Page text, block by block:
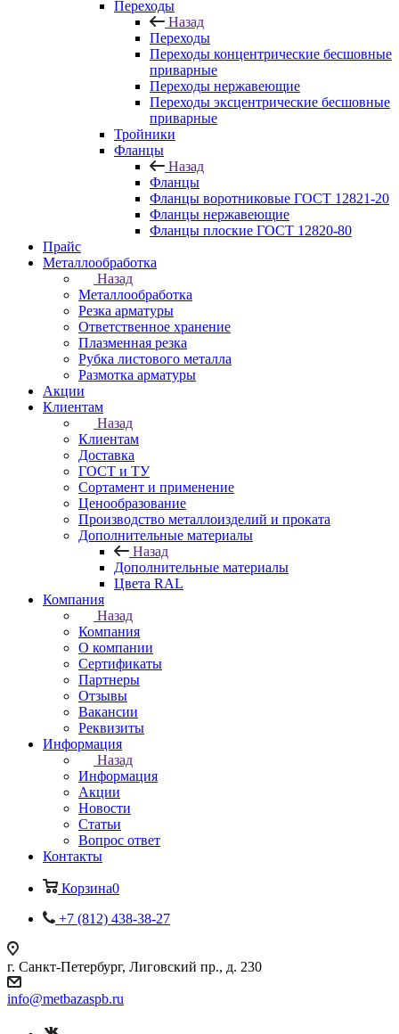
Переходы
Назад
Переходы
Переходы концентрические бесшовные
приварные
Переходы нержавеющие
Переходы эксцентрические бесшовные
приварные
Тройники
Фланцы
Назад
Фланцы
Фланцы воротниковые ГОСТ 12821-20
Фланцы нержавеющие
Фланцы плоские ГОСТ 12820-80
Прайс
Металлообработка
Назад
Металлообработка
Резка арматуры
Ответственное хранение
Плазменная резка
Рубка листового металла
Размотка арматуры
Акции
Клиентам
Назад
Клиентам
Доставка
ГОСТ и ТУ
Сортамент и применение
Ценообразование
Производство металлоизделий и проката
Дополнительные материалы
Назад
Дополнительные материалы
Цвета RAL
Компания
Назад
Компания
О компании
Сертификаты
Партнеры
Отзывы
Вакансии
Реквизиты
Информация
Назад
Информация
Акции
Новости
Статьи
Вопрос ответ
Контакты
Корзина0
+7 (812) 438-38-27
г. Санкт-Петербург, Лиговский пр., д. 230
info@metbazaspb.ru